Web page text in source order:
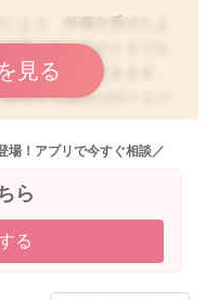
液バランスのトラブル
況が異なってきます。
快する場合がほとんど
心配ない場合もありま
がなければ、少しご様
いうことですと、まず
ただき、足以外にも、
でご相談いただいた方
見る
場！アプリで今すぐ相談／
ら
る